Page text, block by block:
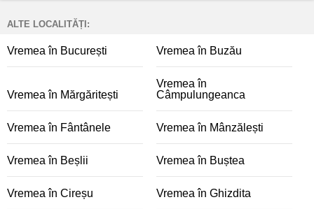
ALTE LOCALITĂȚI:
Vremea în București Vremea în Buzău
Vremea în Mărgăritești
Vremea în
Câmpulungeanca
Vremea în Fântânele Vremea în Mânzălești
Vremea în Beșlii Vremea în Buștea
Vremea în Cireșu Vremea în Ghizdita